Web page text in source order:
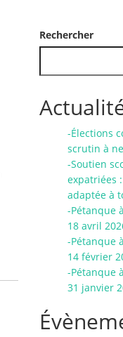
Rechercher
-Élections
scrutin à
-Soutien
expatriées
adaptée à
-Pétanque
18 avril
-Pétanque
14 février
-Pétanque
31 janvier